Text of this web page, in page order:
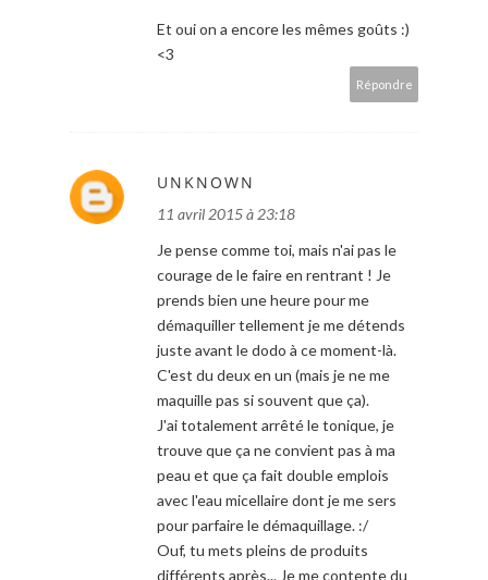
Et oui on a encore les mêmes goûts :)
<3
Répondre
UNKNOWN
11 avril 2015 à 23:18
Je pense comme toi, mais n'ai pas le
courage de le faire en rentrant ! Je
prends bien une heure pour me
démaquiller tellement je me détends
juste avant le dodo à ce moment-là.
C'est du deux en un (mais je ne me
maquille pas si souvent que ça).
J'ai totalement arrêté le tonique, je
trouve que ça ne convient pas à ma
peau et que ça fait double emplois
avec l'eau micellaire dont je me sers
pour parfaire le démaquillage. :/
Ouf, tu mets pleins de produits
différents après... Je me contente du